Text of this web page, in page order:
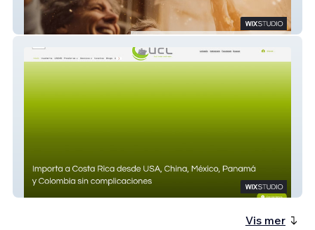
Abogado de Seguros
UCL Logistics S.A.
Vis mer